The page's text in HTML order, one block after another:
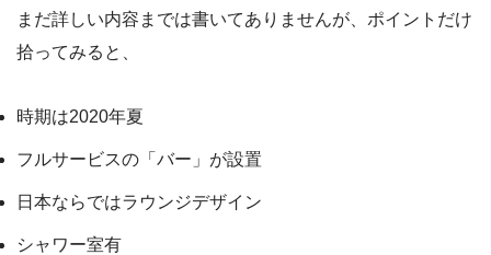
まだ詳しい内容までは書いてありませんが、ポイントだけ
拾ってみると、
時期は2020年夏
フルサービスの「バー」が設置
日本ならではラウンジデザイン
シャワー室有